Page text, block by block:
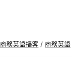
商務英語播客 / 商務英語